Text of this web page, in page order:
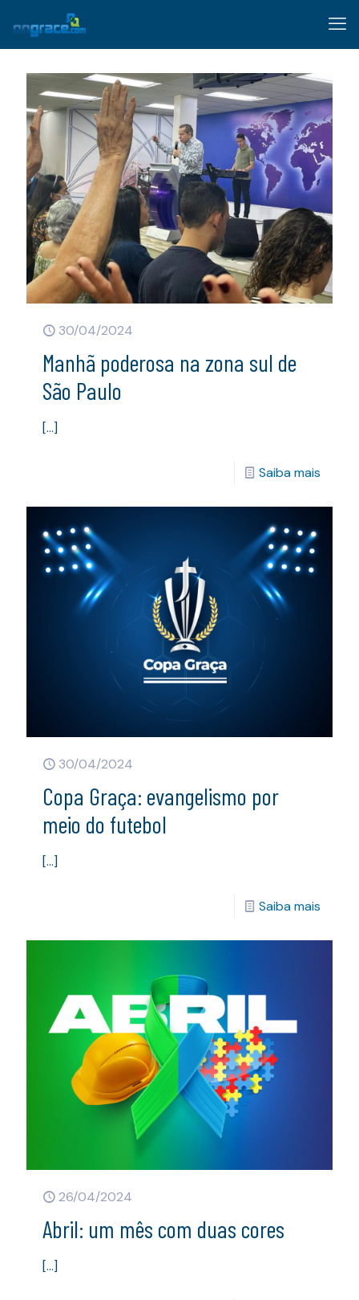
30/04/2024
Manhã poderosa na zona sul de
São Paulo
[…]
Saiba mais
30/04/2024
Copa Graça: evangelismo por
meio do futebol
[…]
Saiba mais
26/04/2024
Abril: um mês com duas cores
[…]